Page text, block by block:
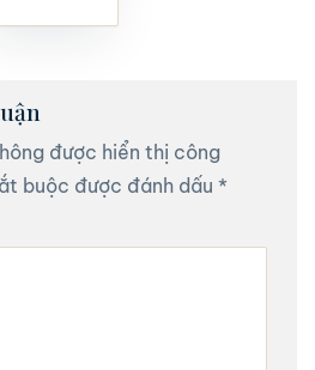
được hiển thị công
buộc được đánh dấu*